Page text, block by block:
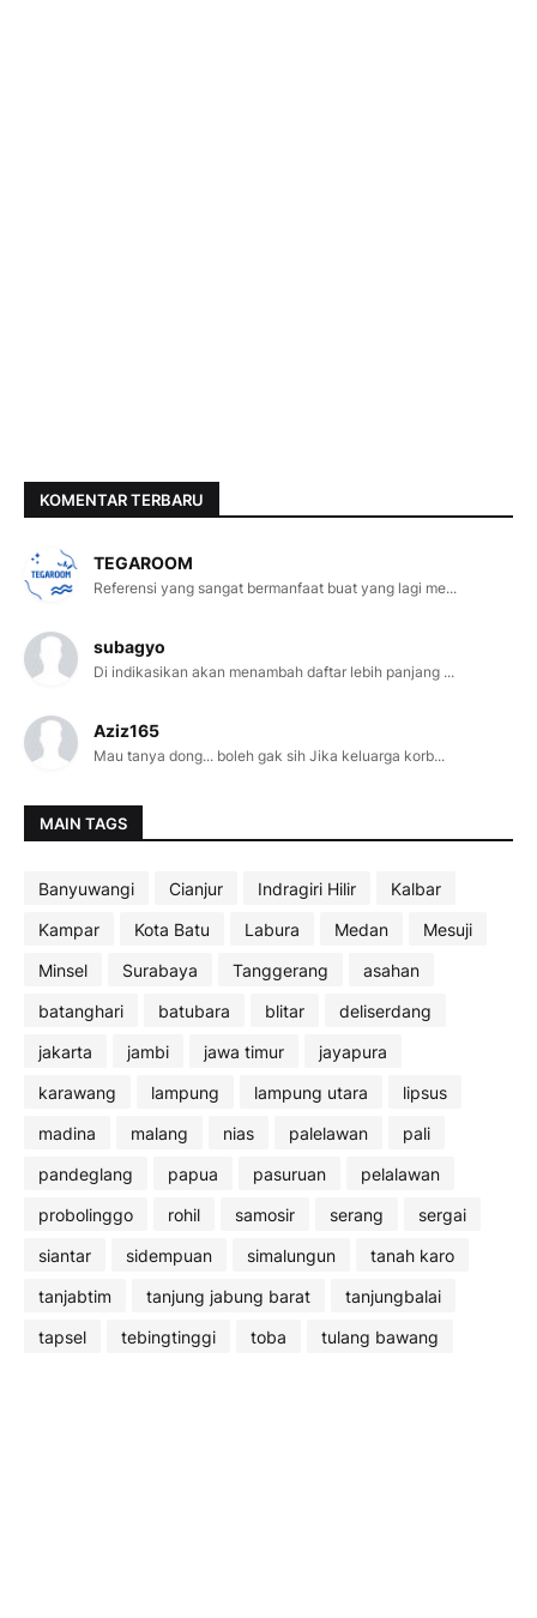
KOMENTAR TERBARU
TEGAROOM
Referensi yang sangat bermanfaat buat yang lagi me...
subagyo
Di indikasikan akan menambah daftar lebih panjang ...
Aziz165
Mau tanya dong... boleh gak sih Jika keluarga korb...
MAIN TAGS
Banyuwangi Cianjur Indragiri Hilir
Kalbar
Kampar
Kota Batu Labura Medan
Mesuji
Minsel
Surabaya Tanggerang
asahan
batanghari
batubara blitar
deliserdang
jakarta
jambi jawa timur
jayapura
karawang
lampung lampung utara
lipsus
madina
malang nias palelawan
pali
pandeglang
papua pasuruan
pelalawan
probolinggo
rohil samosir serang
sergai
siantar
sidempuan simalungun
tanah karo
tanjabtim
tanjung jabung barat
tanjungbalai
tapsel
tebingtinggi toba tulang bawang